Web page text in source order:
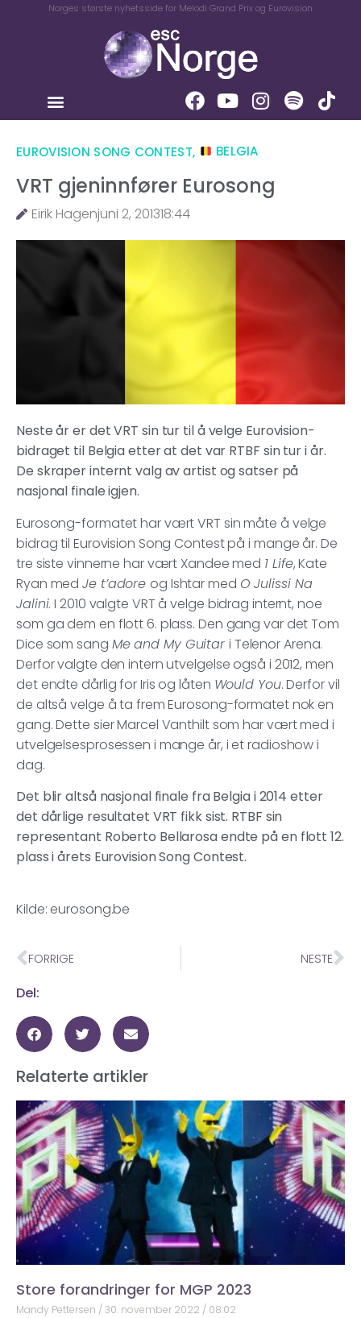
Norges største nyhetsside for Melodi Grand Prix og Eurovision
EUROVISION SONG CONTEST, BELGIA
VRT gjeninnfører Eurosong
Eirik Hagenjuni 2, 201318:44
Neste år er det VRT sin tur til å velge Eurovision-
bidraget til Belgia etter at det var RTBF sin tur i år.
De skraper internt valg av artist og satser på
nasjonal finale igjen.
Eurosong-formatet har vært VRT sin måte å velge
bidrag til Eurovision Song Contest på i mange år. De
tre siste vinnerne har vært Xandee med 1 Life, Kate
Ryan medJe t’adore og Ishtar med O Julissi Na
Jalini. I 2010 valgte VRT å velge bidrag internt, noe
som ga dem en flott 6. plass. Den gang var det Tom
Dice som sang Me and My Guitar i Telenor Arena.
Derfor valgte den intern utvelgelse også i 2012, men
det endte dårlig for Iris og låten Would You. Derfor vil
de altså velge å ta frem Eurosong-formatet nok en
gang. Dette sier Marcel Vanthilt som har vært med i
utvelgelsesprosessen i mange år, i et radioshow i
dag.
Det blir altså nasjonal finale fra Belgia i 2014 etter
det dårlige resultatet VRT fikk sist. RTBF sin
representant Roberto Bellarosa endte på en flott 12.
plass i årets Eurovision Song Contest.
Kilde: eurosong.be
FORRIGE NESTE
Del:
Relaterte artikler
Store forandringer for MGP 2023
Mandy Pettersen 30. november 2022 08:02